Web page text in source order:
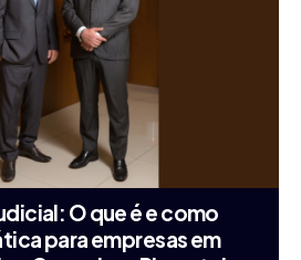
O que é e como
para empresas em